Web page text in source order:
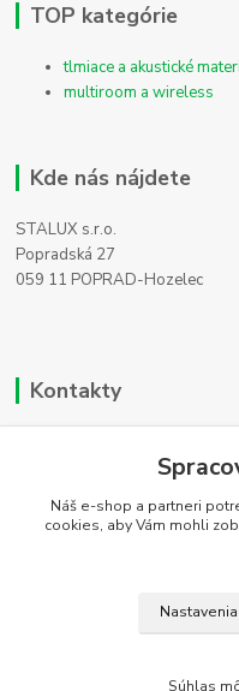
TOP kategórie
tlmiace a akustické
multiroom a wireless
Kde nás nájdete
STALUX s.r.o.
Popradská 27
059 11 POPRAD-Hozelec
Kontakty
+421 911 990 200
info@homehifi.sk
Náš e-shop a partneri
cookies, aby Vám mohli
Nastavenia
Súhlas